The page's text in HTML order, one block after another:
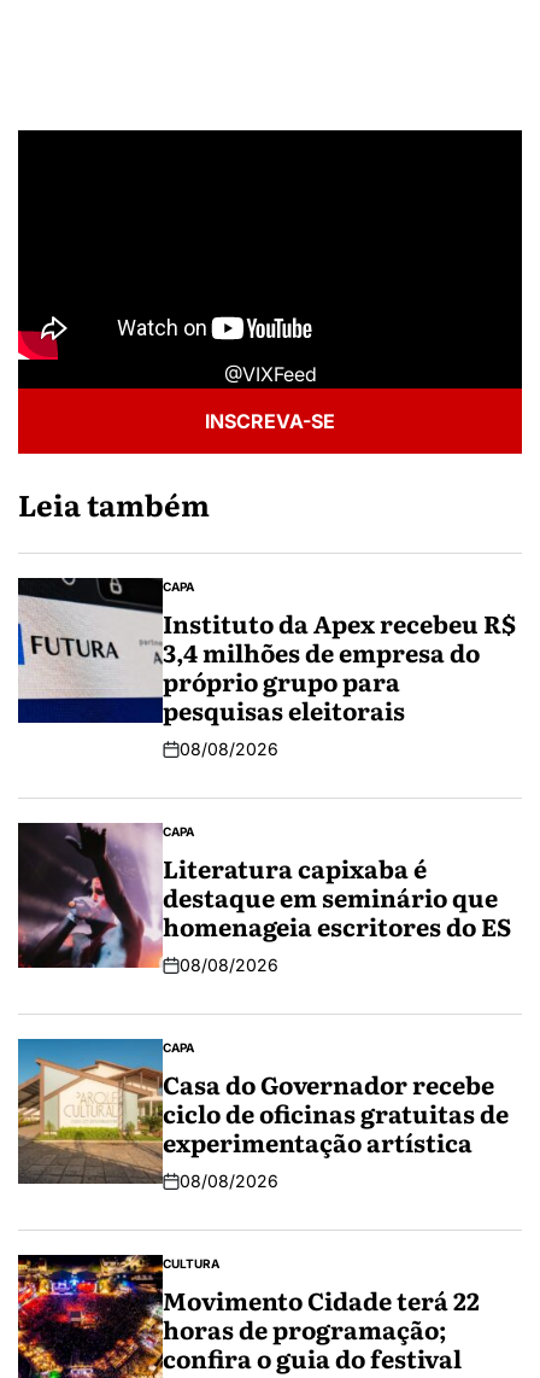
@VIXFeed
INSCREVA-SE
Leia também
CAPA
Instituto da Apex recebeu R$
3,4 milhões de empresa do
próprio grupo para
pesquisas eleitorais
08/08/2026
CAPA
Literatura capixaba é
destaque em seminário que
homenageia escritores do ES
08/08/2026
CAPA
Casa do Governador recebe
ciclo de oficinas gratuitas de
experimentação artística
08/08/2026
CULTURA
Movimento Cidade terá 22
horas de programação;
confira o guia do festival